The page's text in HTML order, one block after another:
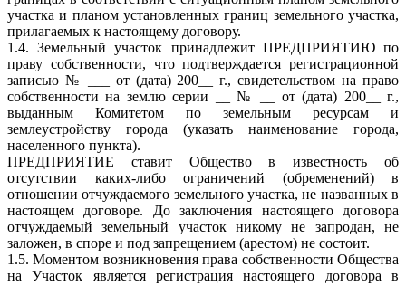
участка и планом установленных границ земельного участка,
прилагаемых к настоящему договору.
1.4. Земельный участок принадлежит ПРЕДПРИЯТИЮ по
праву собственности, что подтверждается регистрационной
записью № ___ от (дата) 200__ г., свидетельством на право
собственности на землю серии __ № __ от (дата) 200__ г.,
выданным Комитетом по земельным ресурсам и
землеустройству города (указать наименование города,
населенного пункта).
ПРЕДПРИЯТИЕ ставит Общество в известность об
отсутствии каких-либо ограничений (обременений) в
отношении отчуждаемого земельного участка, не названных в
настоящем договоре. До заключения настоящего договора
отчуждаемый земельный участок никому не запродан, не
заложен, в споре и под запрещением (арестом) не состоит.
1.5. Моментом возникновения права собственности Общества
на Участок является регистрация настоящего договора в